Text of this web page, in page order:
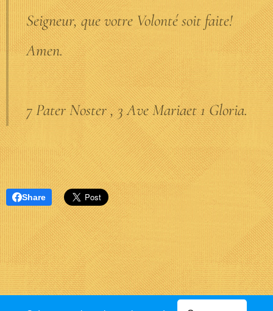
Seigneur, que votre Volonté soit faite!
Amen.
7 Pater Noster , 3 Ave Mariaet 1 Gloria.
Share